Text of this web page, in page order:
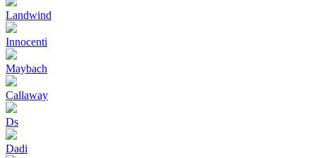
Landwind
Innocenti
Maybach
Callaway
Ds
Dadi